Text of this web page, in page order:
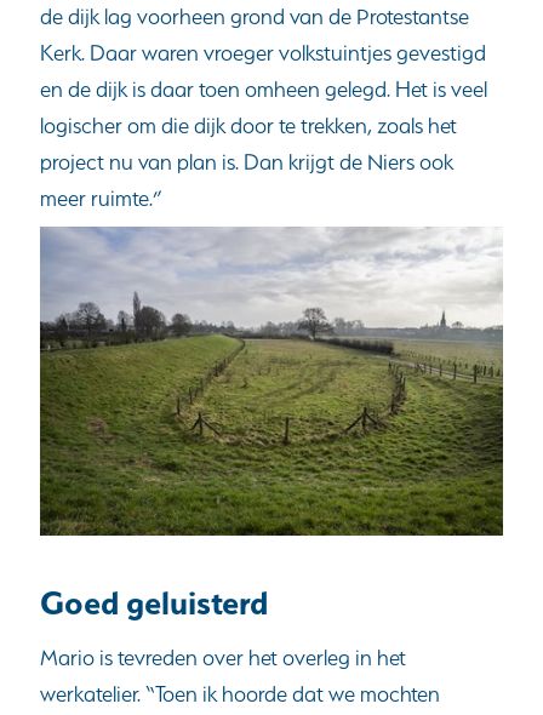
de dijk lag voorheen grond van de Protestantse
Kerk. Daar waren vroeger volkstuintjes gevestigd
en de dijk is daar toen omheen gelegd. Het is veel
logischer om die dijk door te trekken, zoals het
project nu van plan is. Dan krijgt de Niers ook
meer ruimte.”
Goed geluisterd
Mario is tevreden over het overleg in het
werkatelier. “Toen ik hoorde dat we mochten